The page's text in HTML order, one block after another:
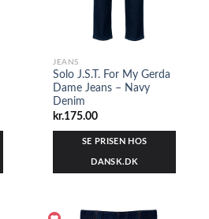
JEANS
Solo J.S.T. For My Gerda
Dame Jeans – Navy
Denim
kr.175.00
SE PRISEN HOS
DANSK.DK